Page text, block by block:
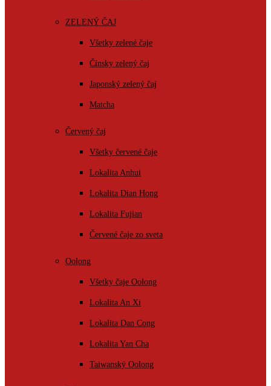
ZELENÝ ČAJ
Všetky zelené čaje
Čínsky zelený čaj
Japonský zelený čaj
Matcha
Červený čaj
Všetky červené čaje
Lokalita Anhui
Lokalita Dian Hong
Lokalita Fujian
Červené čaje zo sveta
Oolong
Všetky čaje Oolong
Lokalita An Xi
Lokalita Dan Cong
Lokalita Yan Cha
Taiwanský Oolong